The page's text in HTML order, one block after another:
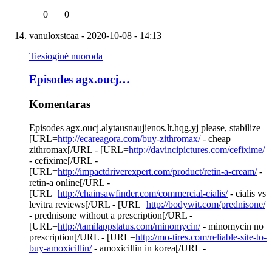
0
0
vanuloxstcaa - 2020-10-08 - 14:13
Tiesioginė nuoroda
Episodes agx.oucj…
Komentaras
Episodes agx.oucj.alytausnaujienos.lt.hqg.yj please, stabilize
[URL=http://ecareagora.com/buy-zithromax/- cheap
zithromax[/URL - [URL=http://davincipictures.com/cefixime/
- cefixime[/URL -
[URL=http://impactdriverexpert.com/product/retin-a-cream/-
retin-a online[/URL -
[URL=http://chainsawfinder.com/commercial-cialis/- cialis vs
levitra reviews[/URL - [URL=http://bodywit.com/prednisone/
- prednisone without a prescription[/URL -
[URL=http://tamilappstatus.com/minomycin/- minomycin no
prescription[/URL - [URL=http://mo-tires.com/reliable-site-to-
buy-amoxicillin/- amoxicillin in korea[/URL -